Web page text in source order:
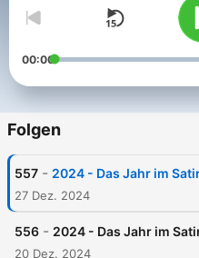
00:00
Folgen
557 - 2024 - Das Jahr im
27 Dez. 2024
556 - 2024 - Das Jahr im
20 Dez. 2024